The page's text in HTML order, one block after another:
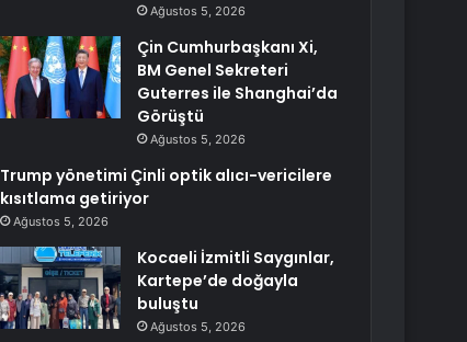
Ağustos 5, 2026
Çin Cumhurbaşkanı Xi,
BM Genel Sekreteri
Guterres ile Shanghai’da
Görüştü
Ağustos 5, 2026
Trump yönetimi Çinli optik alıcı-vericilere
kısıtlama getiriyor
Ağustos 5, 2026
Kocaeli İzmitli Saygınlar,
Kartepe’de doğayla
buluştu
Ağustos 5, 2026